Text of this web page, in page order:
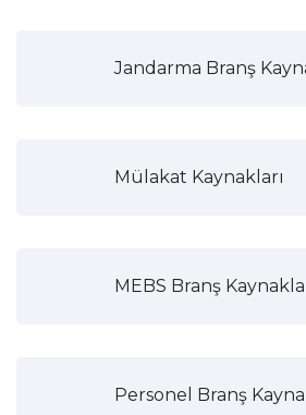
Jandarma Branş
Mülakat Kaynakları
MEBS Branş
Personel Branş